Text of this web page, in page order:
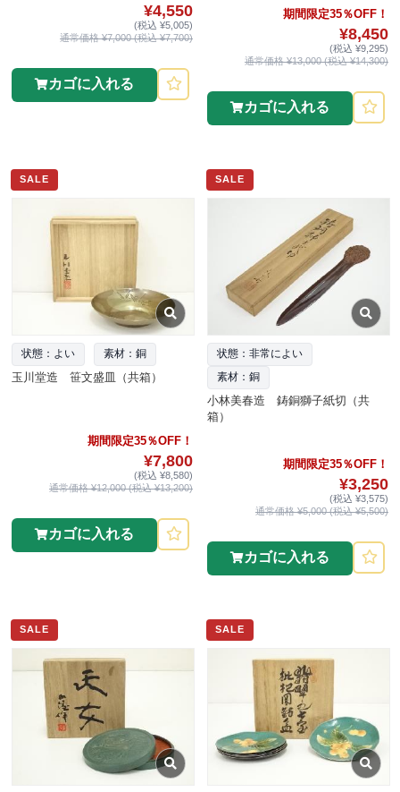
¥4,550
(税込 ¥5,005)
通常価格 ¥7,000 (税込 ¥7,700)
カゴに入れる
期間限定35％OFF！
¥8,450
(税込 ¥9,295)
通常価格 ¥13,000 (税込 ¥14,300)
カゴに入れる
SALE
状態：よい 素材：銅
玉川堂造 笹文盛皿（共箱）
期間限定35％OFF！
¥7,800
(税込 ¥8,580)
通常価格 ¥12,000 (税込 ¥13,200)
カゴに入れる
SALE
状態：非常によい
素材：銅
小林美春造 鋳銅獅子紙切（共
箱）
期間限定35％OFF！
¥3,250
(税込 ¥3,575)
通常価格 ¥5,000 (税込 ¥5,500)
カゴに入れる
SALE SALE